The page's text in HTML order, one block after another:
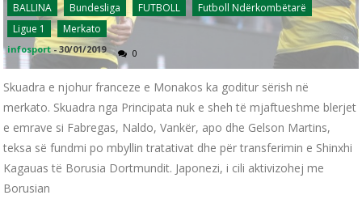
BALLINA Bundesliga FUTBOLL
Futboll Ndërkombëtarë
Ligue 1
Merkato
infosport -30/01/2019 0
Skuadra e njohur franceze e Monakos ka goditur sërish në
merkato. Skuadra nga Principata nuk e sheh të mjaftueshme blerjet
e emrave si Fabregas, Naldo, Vankër, apo dhe Gelson Martins,
teksa së fundmi po mbyllin tratativat dhe për transferimin e Shinxhi
Kagauas të Borusia Dortmundit. Japonezi, i cili aktivizohej me
Borusian